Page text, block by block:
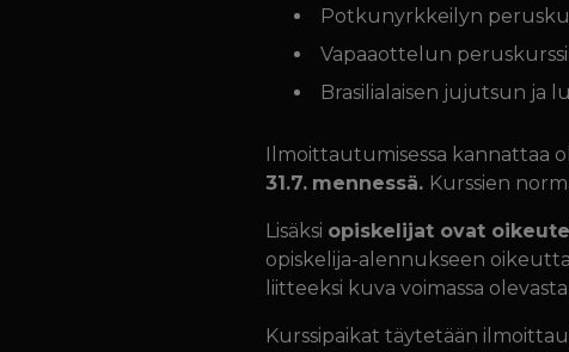
Potkunyrkkeilyn
Vapaaottelun peruskurssi,
Brasilialaisen jujutsun ja
Ilmoittautumisessa kannattaa
31.7. mennessä. Kurssien
Lisäksi opiskelijat ovat
opiskelija-alennukseen
liitteeksi kuva voimassa
Kurssipaikat täytetään